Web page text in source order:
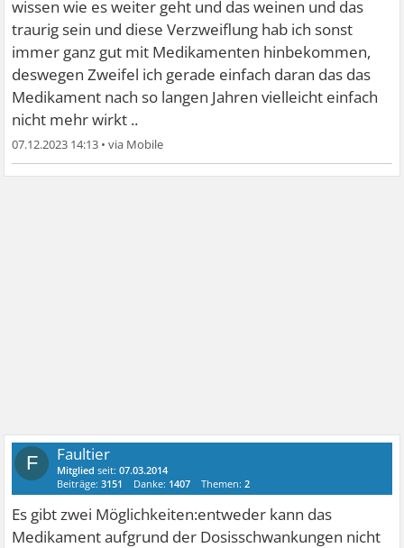
wissen wie es weiter geht und das weinen und das
traurig sein und diese Verzweiflung hab ich sonst
immer ganz gut mit Medikamenten hinbekommen,
deswegen Zweifel ich gerade einfach daran das das
Medikament nach so langen Jahren vielleicht einfach
nicht mehr wirkt ..
07.12.2023 14:13 •
F Faultier
Mitglied seit:07.03.2014
Beiträge:3151 Danke: 1407 Themen:2
Es gibt zwei Möglichkeiten:entweder kann das
Medikament aufgrund der Dosisschwankungen nicht